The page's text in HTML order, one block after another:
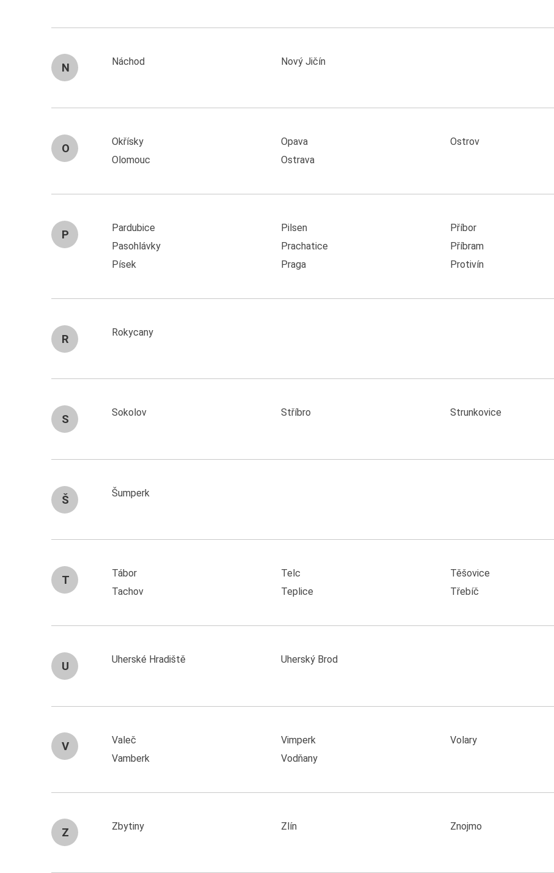
N
Náchod Nový Jičín
O
Okřísky
Olomouc
Opava
Ostrava
Ostrov
P
Pardubice
Pasohlávky
Písek
Pilsen
Prachatice
Praga
Příbor
Příbram
Protivín
R
Rokycany
S
Sokolov Stříbro Strunkovice
Š
Šumperk
T
Tábor
Tachov
Telc
Teplice
Těšovice
Třebíč
U
Uherské Hradiště Uherský Brod
V
Valeč
Vamberk
Vimperk
Vodňany
Volary
Z
Zbytiny Zlín Znojmo